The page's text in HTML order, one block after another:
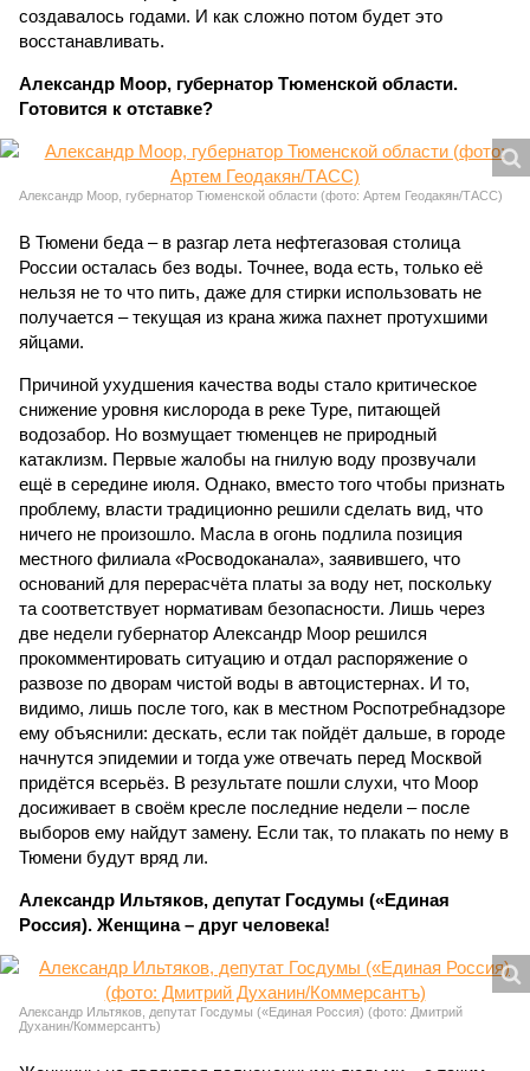
создавалось годами. И как сложно потом будет это
восстанавливать.
Александр Моор, губернатор Тюменской области.
Готовится к отставке?
Александр Моор, губернатор Тюменской области (фото: Артем Геодакян/ТАСС)
В Тюмени беда – в разгар лета нефтегазовая столица
России осталась без воды. Точнее, вода есть, только её
нельзя не то что пить, даже для стирки использовать не
получается – текущая из крана жижа пахнет протухшими
яйцами.
Причиной ухудшения качества воды стало критическое
снижение уровня кислорода в реке Туре, питающей
водозабор. Но возмущает тюменцев не природный
катаклизм. Первые жалобы на гнилую воду прозвучали
ещё в середине июля. Однако, вместо того чтобы признать
проблему, власти традиционно решили сделать вид, что
ничего не произошло. Масла в огонь подлила позиция
местного филиала «Росводоканала», заявившего, что
оснований для перерасчёта платы за воду нет, поскольку
та соответствует нормативам безопасности. Лишь через
две недели губернатор Александр Моор решился
прокомментировать ситуацию и отдал распоряжение о
развозе по дворам чистой воды в автоцистернах. И то,
видимо, лишь после того, как в местном Роспотребнадзоре
ему объяснили: дескать, если так пойдёт дальше, в городе
начнутся эпидемии и тогда уже отвечать перед Москвой
придётся всерьёз. В результате пошли слухи, что Моор
досиживает в своём кресле последние недели – после
выборов ему найдут замену. Если так, то плакать по нему в
Тюмени будут вряд ли.
Александр Ильтяков, депутат Госдумы («Единая
Россия). Женщина – друг человека!
Александр Ильтяков, депутат Госдумы («Единая Россия) (фото: Дмитрий
Духанин/Коммерсантъ)